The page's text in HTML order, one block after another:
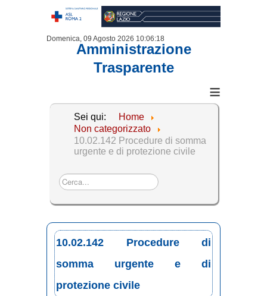
Domenica, 09 Agosto 2026 10:06:19
Amministrazione
Trasparente
≡
Sei qui:
Home
Non categorizzato
10.02.142 Procedure di somma
urgente e di protezione civile
Cerca...
10.02.142 Procedure di
somma urgente e di
protezione civile